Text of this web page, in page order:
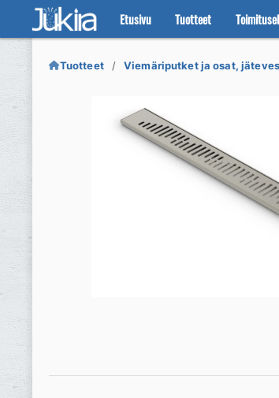
Etusivu Tuotteet
Siirry
navigointiin
Siirry
sisältöön
Tuotteet Viemäriputket ja osat,